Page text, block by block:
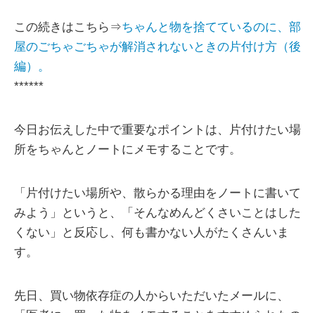
この続きはこちら⇒ちゃんと物を捨てているのに、部
屋のごちゃごちゃが解消されないときの片付け方（後
編）。
******
今日お伝えした中で重要なポイントは、片付けたい場
所をちゃんとノートにメモすることです。
「片付けたい場所や、散らかる理由をノートに書いて
みよう」というと、「そんなめんどくさいことはした
くない」と反応し、何も書かない人がたくさんいま
す。
先日、買い物依存症の人からいただいたメールに、